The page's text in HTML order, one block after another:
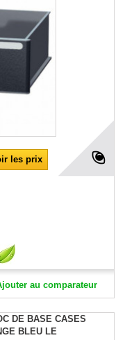
les prix
au comparateur
DE BASE CASES
BLEU LE